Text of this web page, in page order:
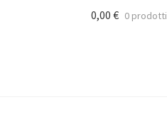
0,00 € 0 prodotti